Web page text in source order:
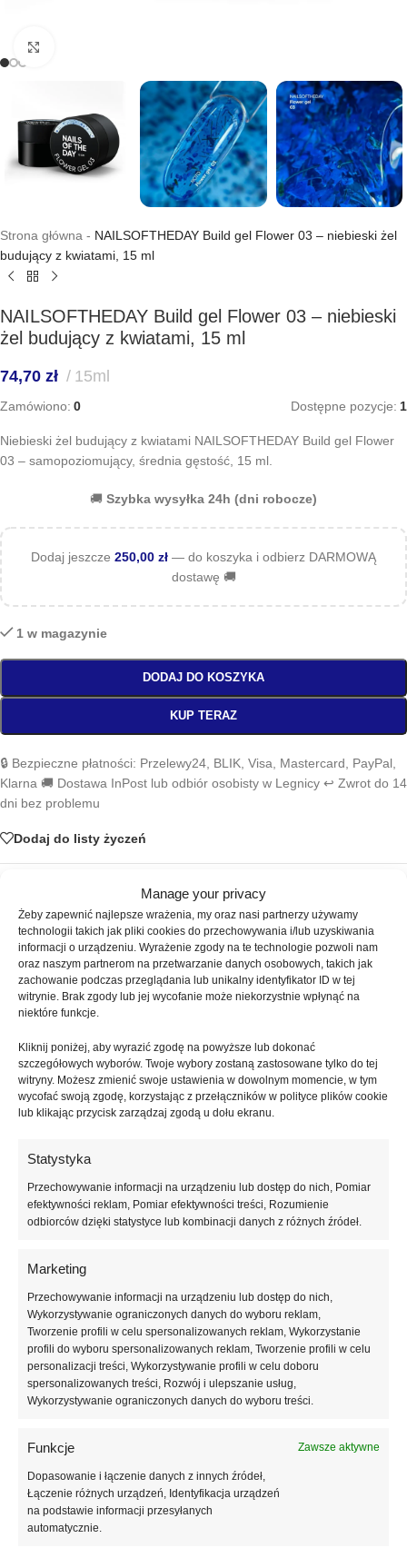
Manage your privacy
Żeby zapewnić najlepsze wrażenia, my oraz nasi partnerzy używamy
technologii takich jak pliki cookies do przechowywania i/lub uzyskiwania
informacji o urządzeniu. Wyrażenie zgody na te technologie pozwoli nam
oraz naszym partnerom na przetwarzanie danych osobowych, takich jak
zachowanie podczas przeglądania lub unikalny identyfikator ID w tej
witrynie. Brak zgody lub jej wycofanie może niekorzystnie wpłynąć na
niektóre funkcje.
Kliknij poniżej, aby wyrazić zgodę na powyższe lub dokonać
szczegółowych wyborów. Twoje wybory zostaną zastosowane tylko do tej
witryny. Możesz zmienić swoje ustawienia w dowolnym momencie, w tym
wycofać swoją zgodę, korzystając z przełączników w polityce plików cookie
lub klikając przycisk zarządzaj zgodą u dołu ekranu.
Statystyka
Przechowywanie informacji na urządzeniu lub dostęp do nich, Pomiar
efektywności reklam, Pomiar efektywności treści, Rozumienie
odbiorców dzięki statystyce lub kombinacji danych z różnych źródeł.
Marketing
Przechowywanie informacji na urządzeniu lub dostęp do nich,
Wykorzystywanie ograniczonych danych do wyboru reklam,
Tworzenie profili w celu spersonalizowanych reklam, Wykorzystanie
profili do wyboru spersonalizowanych reklam, Tworzenie profili w celu
personalizacji treści, Wykorzystywanie profili w celu doboru
spersonalizowanych treści, Rozwój i ulepszanie usług,
Wykorzystywanie ograniczonych danych do wyboru treści.
Funkcje Zawsze aktywne
Dopasowanie i łączenie danych z innych źródeł,
Łączenie różnych urządzeń, Identyfikacja urządzeń
na podstawie informacji przesyłanych
automatycznie.
Strona główna - NAILSOFTHEDAY Build gel Flower 03 – niebieski żel
budujący z kwiatami, 15 ml
NAILSOFTHEDAY Build gel Flower 03 – niebieski
żel budujący z kwiatami, 15 ml
74,70 zł 15ml
Zamówiono: 0 Dostępne pozycje: 1
Niebieski żel budujący z kwiatami NAILSOFTHEDAY Build gel Flower
03 – samopoziomujący, średnia gęstość, 15 ml.
🚚 Szybka wysyłka 24h (dni robocze)
Dodaj jeszcze 250,00 zł — do koszyka i odbierz DARMOWĄ
dostawę 🚚
1 w magazynie
DODAJ DO KOSZYKA
KUP TERAZ
🔒 Bezpieczne płatności: Przelewy24, BLIK, Visa, Mastercard, PayPal,
Klarna 🚚 Dostawa InPost lub odbiór osobisty w Legnicy ↩️ Zwrot do 14
dni bez problemu
Dodaj do listy życzeń
NAILSOFTHEDAY-224
Kategorie: Żele, Build gel Flower
Znaczników: NAILSOFTHEDAY Build gel, niebieski żel budujący,
ozdobny żel budujący, żel budujący, żel dekoracyjny, żel do górnych
form, żel do przedłużania paznokci, żel do wzmocnienia paznokci
samopoziomujący, żel z kwiatami
Opis
NAILSOFTHEDAY Build gel Flower 03 to niebieski żel budujący z
zatopionymi kwiatami, które zachowują swój kolor i kształt przez cały
doskonałe samopoziomowanie i średnią gęstość, dzięki czemu praca
szablonach przedłużających. Kwiaty są równomiernie rozmieszczone,
nie wymagają spiłowywania i nadają wyjątkowy, ozdobny efekt.
Informacje dodatkowe
Opinie (0)
Podobne produkty